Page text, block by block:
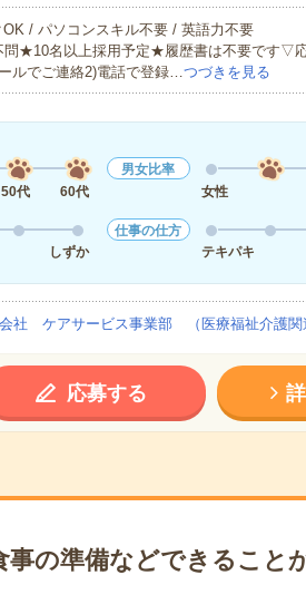
/ パソコンスキル不要 / 英語力不要
問★10名以上採用予定★履歴書は不要です▽
ルでご連絡2)電話で登録…つづきを見る
50代 60代
男女比率
女性
しずか
仕事の仕方
テキパキ
社 ケアサービス事業部 （医療福祉介護関
応募する
事の準備などできること